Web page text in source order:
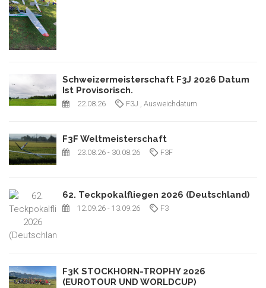
Schweizermeisterschaft F3J 2026 Datum
Ist Provisorisch.
22.08.26 F3J , Ausweichdatum
F3F Weltmeisterschaft
23.08.26 - 30.08.26 F3F
62. Teckpokalfliegen 2026 (Deutschland)
12.09.26 - 13.09.26 F3
F3K STOCKHORN-TROPHY 2026
(EUROTOUR UND WORLDCUP)